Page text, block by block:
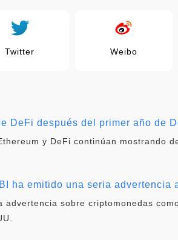
Twitter Weibo
DeFi después del primer año de
y DeFi continúan mostrando
ha emitido una seria advertencia
sobre criptomonedas